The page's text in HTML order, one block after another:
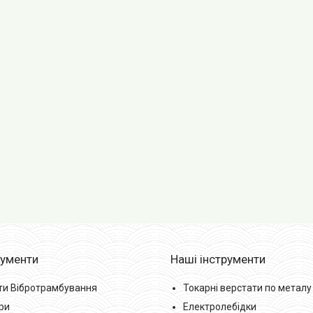
Вібротрамбування
Наші інструменти
Токарні верстати по металу
Електролебідки